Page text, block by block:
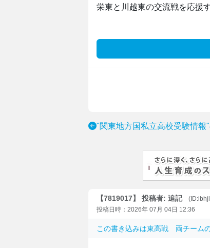
栄東と川越東の交流戦を応援
"関東地方国私立高校受験情報
【7819017】 投稿者: 追記
投稿日時：2026年 07月 04日 12:36
この書き込みは東高戦 両チーム